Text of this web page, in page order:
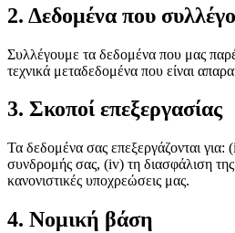
2. Δεδομένα που
Συλλέγουμε τα δεδομένα που μας
τεχνικά μεταδεδομένα που είναι
3. Σκοποί επεξεργασίας
Τα δεδομένα σας επεξεργάζονται
συνδρομής σας, (iv) τη διασφάλιση
κανονιστικές υποχρεώσεις μας.
4. Νομική βάση